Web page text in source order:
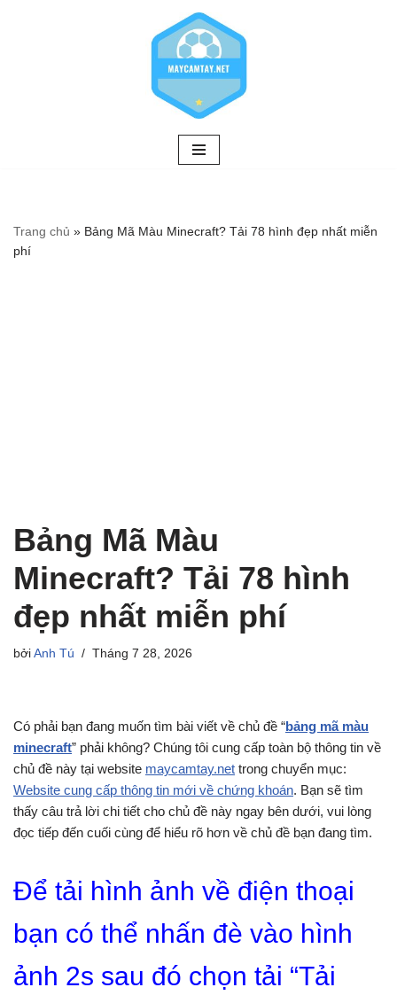
Trang chủ » Bảng Mã Màu Minecraft? Tải 78 hình đẹp nhất miễn
phí
Bảng Mã Màu
Minecraft? Tải 78 hình
đẹp nhất miễn phí
bởi Anh Tú Tháng 7 28, 2026
Có phải bạn đang muốn tìm bài viết về chủ đề “bảng mã màu
minecraft” phải không? Chúng tôi cung cấp toàn bộ thông tin về
chủ đề này tại website maycamtay.net trong chuyển mục:
Website cung cấp thông tin mới về chứng khoán. Bạn sẽ tìm
thấy câu trả lời chi tiết cho chủ đề này ngay bên dưới, vui lòng
đọc tiếp đến cuối cùng để hiểu rõ hơn về chủ đề bạn đang tìm.
Để tải hình ảnh về điện thoại
bạn có thể nhấn đè vào hình
ảnh 2s sau đó chọn tải “Tải